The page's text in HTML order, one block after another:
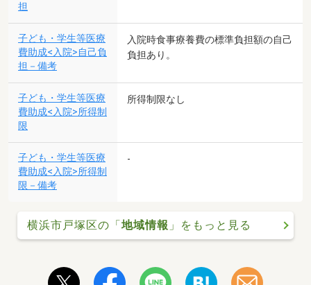
担
子ども・学生等医療
費助成<入院>自己負
担－備考
入院時食事療養費の標準負担額の自己
負担あり。
子ども・学生等医療
費助成<入院>所得制
限
所得制限なし
子ども・学生等医療
費助成<入院>所得制
限－備考
-
横浜市戸塚区の「地域情報 」をもっと見る